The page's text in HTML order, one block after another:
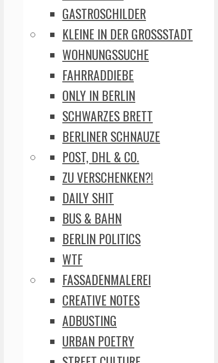
GASTROSCHILDER
KLEINE IN DER GROSSSTADT
WOHNUNGSSUCHE
FAHRRADDIEBE
ONLY IN BERLIN
SCHWARZES BRETT
BERLINER SCHNAUZE
POST, DHL & CO.
ZU VERSCHENKEN?!
DAILY SHIT
BUS & BAHN
BERLIN POLITICS
WTF
FASSADENMALEREI
CREATIVE NOTES
ADBUSTING
URBAN POETRY